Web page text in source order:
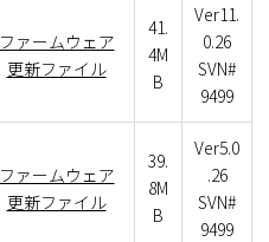
ファームウェア
更新ファイル
41.
4M
B
Ver11.
0.26
SVN#
9499
ファームウェア
更新ファイル
39.
8M
B
Ver5.0
.26
SVN#
9499